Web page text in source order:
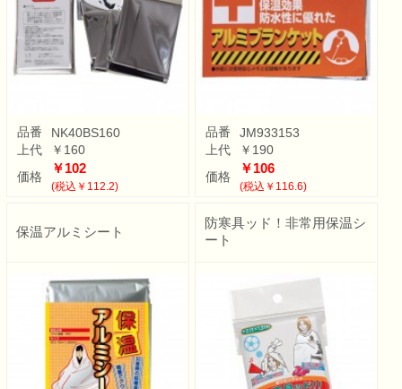
品番
NK40BS160
上代
￥160
価格
￥102
(税込￥112.2)
品番
JM933153
上代
￥190
価格
￥106
(税込￥116.6)
保温アルミシート
防寒具ッド！非常用保温シ
ート